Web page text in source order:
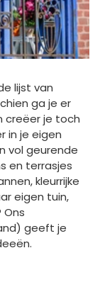
lijst van
ga je er
creëer je toch
in je eigen
vol geurende
en terrasjes
kleurrijke
eigen tuin,
geeft je